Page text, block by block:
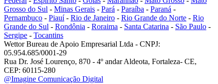
Grosso do Sul - Minas Gerais - Pará - Paraíba - Paraná -
Pernambuco - Piauí- Rio de Janeiro - Rio Grande do Norte - Rio
Grande do Sul - Rondônia - Roraima - Santa Catarina - São Paulo -
Sergipe - Tocantins
Wettor Bureau de Apoio Empresarial Ltda - CNPJ:
05.954.685/0001-29
Rua Dr. José Lourenço, 870 - 4º andar Aldeota, Fortaleza- CE,
CEP: 60115-280
@Imagine Comunicação Digital